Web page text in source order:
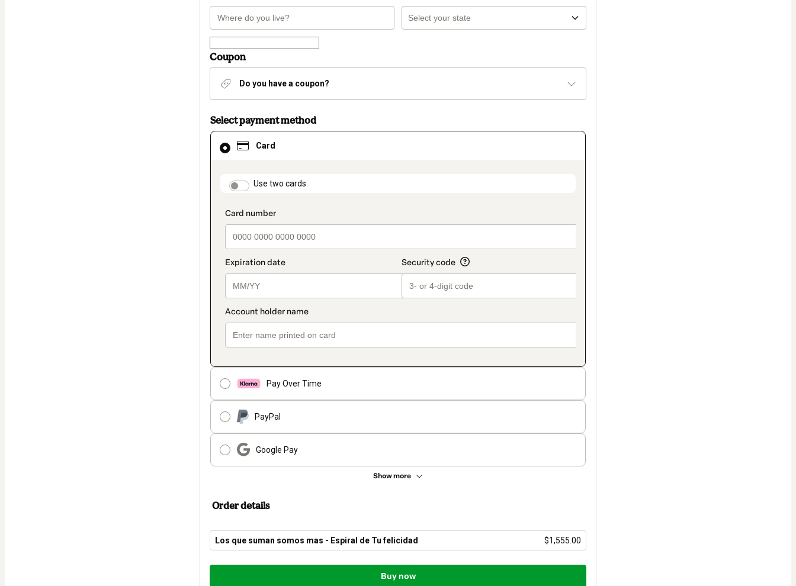
Coupon
Do you have a coupon?
Select payment method
Card
payment_data.section_title_v2
Use two cards
Pay Over Time
PayPal
Google Pay
Show more
Card
selected
method
Order details
Los que suman somos mas - Espiral de Tu felicidad $1,555.00
Total
Buy now